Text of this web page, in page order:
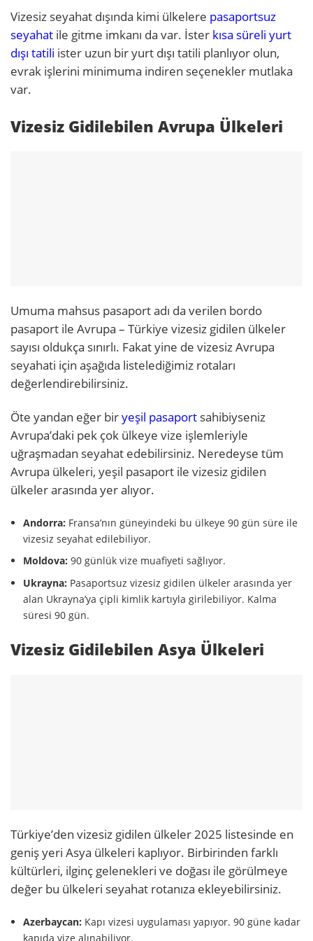
Vizesiz seyahat dışında kimi ülkelere pasaportsuz
seyahat ile gitme imkanı da var. İster kısa süreli yurt
dışı tatili ister uzun bir yurt dışı tatili planlıyor olun,
evrak işlerini minimuma indiren seçenekler mutlaka
var.
Vizesiz Gidilebilen Avrupa Ülkeleri
Umuma mahsus pasaport adı da verilen bordo
pasaport ile Avrupa – Türkiye vizesiz gidilen ülkeler
sayısı oldukça sınırlı. Fakat yine de vizesiz Avrupa
seyahati için aşağıda listelediğimiz rotaları
değerlendirebilirsiniz.
Öte yandan eğer biryeşil pasaport sahibiyseniz
Avrupa’daki pek çok ülkeye vize işlemleriyle
uğraşmadan seyahat edebilirsiniz. Neredeyse tüm
Avrupa ülkeleri, yeşil pasaport ile vizesiz gidilen
ülkeler arasında yer alıyor.
Andorra: Fransa’nın güneyindeki bu ülkeye 90 gün süre ile
vizesiz seyahat edilebiliyor.
​​Moldova: 90 günlük vize muafiyeti sağlıyor.
Ukrayna: Pasaportsuz vizesiz gidilen ülkeler arasında yer
alan Ukrayna’ya çipli kimlik kartıyla girilebiliyor. Kalma
süresi 90 gün.
Vizesiz Gidilebilen Asya Ülkeleri
Türkiye’den vizesiz gidilen ülkeler 2025 listesinde en
geniş yeri Asya ülkeleri kaplıyor. Birbirinden farklı
kültürleri, ilginç gelenekleri ve doğası ile görülmeye
değer bu ülkeleri seyahat rotanıza ekleyebilirsiniz.
Azerbaycan: Kapı vizesi uygulaması yapıyor. 90 güne kadar
kapıda vize alınabiliyor.